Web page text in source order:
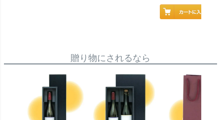
贈り物にされるなら